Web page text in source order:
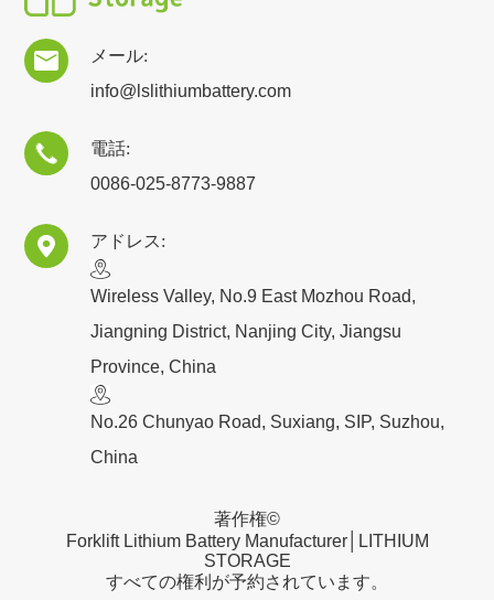

メール:
info@lslithiumbattery.com

電話:
0086-025-8773-9887
 アドレス:
​Wireless Valley, No.9 East Mozhou Road,
Jiangning District, Nanjing City, Jiangsu
Province, China
No.26 Chunyao Road, Suxiang, SIP, Suzhou,
China
著作権©
Forklift Lithium Battery Manufacturer│LITHIUM
STORAGE
すべての権利が予約されています。